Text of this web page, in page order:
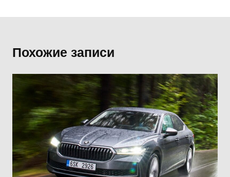
Похожие записи